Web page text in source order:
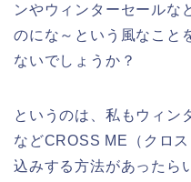
ンやウィンターセールな
のにな～という風なこと
ないでしょうか？
というのは、私もウィン
などCROSS ME（クロ
込みする方法があったら